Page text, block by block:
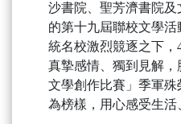
沙書院、聖芳濟書院
的第十九屆聯校文學
統名校激烈競逐之下
真摯感情、獨到見解
文學創作比賽」季軍
為榜樣，用心感受生活